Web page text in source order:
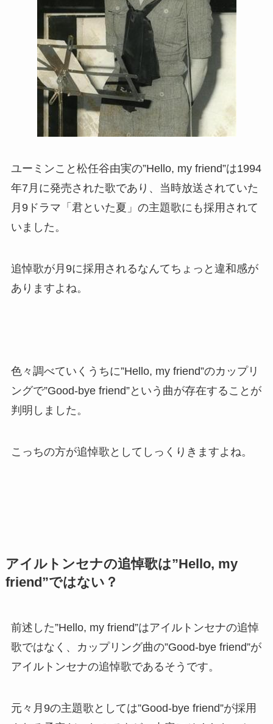
ユーミンこと松任谷由実の”Hello, my friend”は1994
年7月に発売された歌であり、当時放送されていた
月9ドラマ「君といた夏」の主題歌にも採用されて
いました。
追悼歌が月9に採用されるなんてちょっと違和感が
ありますよね。
色々調べていくうちに”Hello, my friend”のカップリ
ングで”Good-bye friend”という曲が存在することが
判明しました。
こっちの方が追悼歌としてしっくりきますよね。
アイルトンセナの追悼歌は”Hello, my
friend”ではない？
前述した”Hello, my friend”はアイルトンセナの追悼
歌ではなく、カップリング曲の”Good-bye friend”が
アイルトンセナの追悼歌であるそうです。
元々月9の主題歌としては”Good-bye friend”が採用